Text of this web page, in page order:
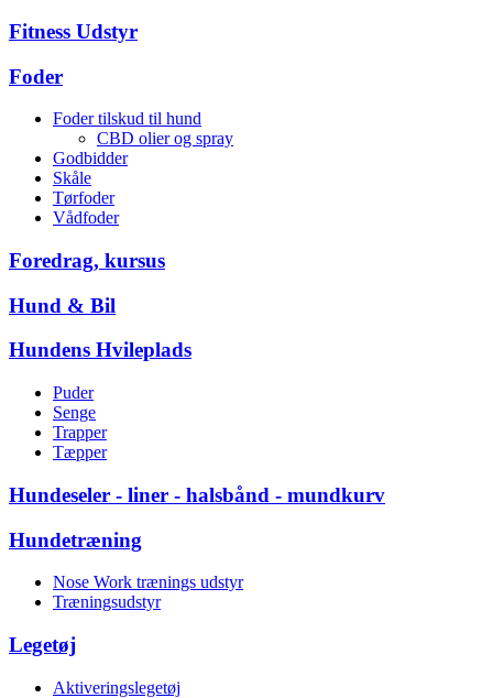
Fitness Udstyr
Foder
Foder tilskud til hund
CBD olier og spray
Godbidder
Skåle
Tørfoder
Vådfoder
Foredrag, kursus
Hund & Bil
Hundens Hvileplads
Puder
Senge
Trapper
Tæpper
Hundeseler - liner - halsbånd - mundkurv
Hundetræning
Nose Work trænings udstyr
Træningsudstyr
Legetøj
Aktiveringslegetøj